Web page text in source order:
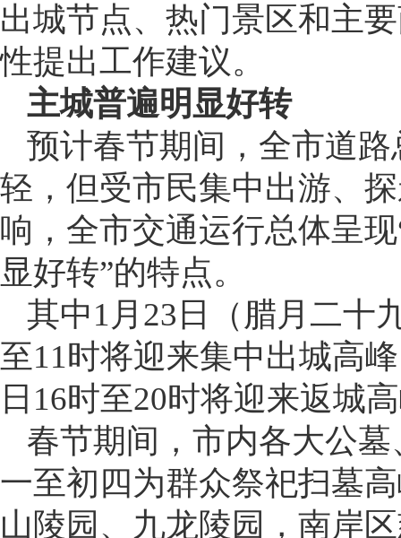
出城节点、热门景区和主
性提出工作建议。
主城普遍明显好转
预计春节期间，全市道
轻，但受市民集中出游、
响，全市交通运行总体呈
显好转”的特点。
其中1月23日（腊月二十
至11时将迎来集中出城高
日16时至20时将迎来返城
春节期间，市内各大公
一至初四为群众祭祀扫墓
山陵园、九龙陵园，南岸